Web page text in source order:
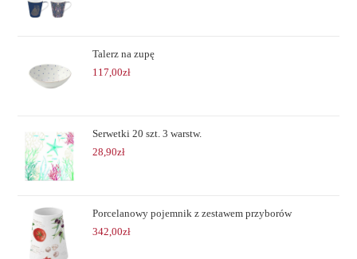
Talerz na zupę
117,00zł
Serwetki 20 szt. 3 warstw.
28,90zł
Porcelanowy pojemnik z zestawem przyborów
342,00zł